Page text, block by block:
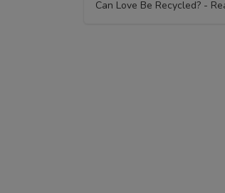
Can Love Be Recycled? -